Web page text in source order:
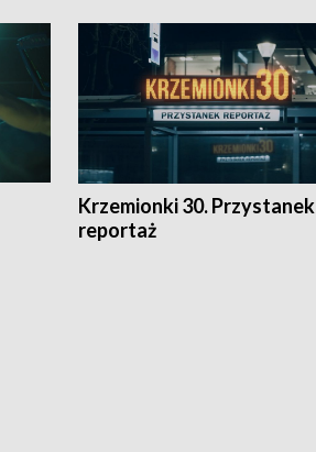
Krzemionki 30. Przystanek
reportaż